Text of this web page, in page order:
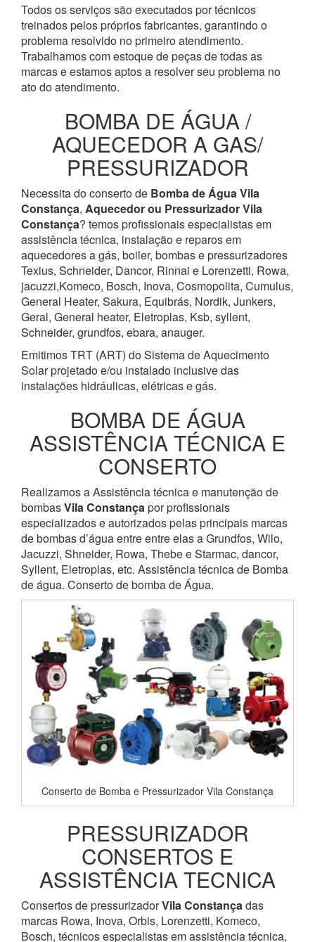
Todos os serviços são executados por técnicos
treinados pelos próprios fabricantes, garantindo o
problema resolvido no primeiro atendimento.
Trabalhamos com estoque de peças de todas as
marcas e estamos aptos a resolver seu problema no
ato do atendimento.
BOMBA DE ÁGUA /
AQUECEDOR A GAS/
PRESSURIZADOR
Necessita do conserto de Bomba de ÁguaVila
Constança, Aquecedor ou PressurizadorVila
Constança? temos profissionais especialistas em
assistência técnica, instalação e reparos em
aquecedores a gás, boiler, bombas e pressurizadores
Texius, Schneider, Dancor, Rinnai e Lorenzetti, Rowa,
jacuzzi,Komeco, Bosch, Inova, Cosmopolita, Cumulus,
General Heater, Sakura, Equibrás, Nordik, Junkers,
Geral, General heater, Eletroplas, Ksb, syllent,
Schneider, grundfos, ebara, anauger.
Emitimos TRT (ART) do Sistema de Aquecimento
Solar projetado e/ou instalado inclusive das
instalações hidráulicas, elétricas e gás.
BOMBA DE ÁGUA
ASSISTÊNCIA TÉCNICA E
CONSERTO
Realizamos a Assistência técnica e manutenção de
bombasVila Constançapor profissionais
especializados e autorizados pelas principais marcas
de bombas d’água entre entre elas a Grundfos, Wilo,
Jacuzzi, Shneider, Rowa, Thebe e Starmac, dancor,
Syllent, Eletroplas, etc. Assistência técnica de Bomba
de água. Conserto de bomba de Água.
Conserto de Bomba e Pressurizador Vila Constança
PRESSURIZADOR
CONSERTOS E
ASSISTÊNCIA TECNICA
Consertos de pressurizadorVila Constançadas
marcas Rowa, Inova, Orbis, Lorenzetti, Komeco,
Bosch, técnicos especialistas em assistência técnica,